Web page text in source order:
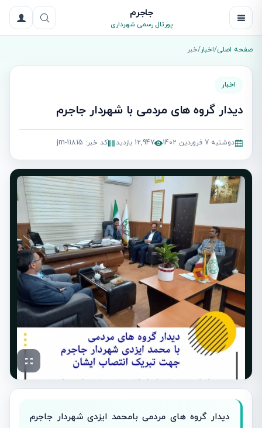
جاجرم
پورتال رسمی شهرداری
صفحه اصلی/اخبار/خبر
اخبار
دیدار گروه های مردمی با شهردار جاجرم
دوشنبه 7 فروردین 1402 12,947 بازدید کد خبر: jm-11815
دیدار گروه های مردمی بامحمد ایزدی شهردار جاجرم